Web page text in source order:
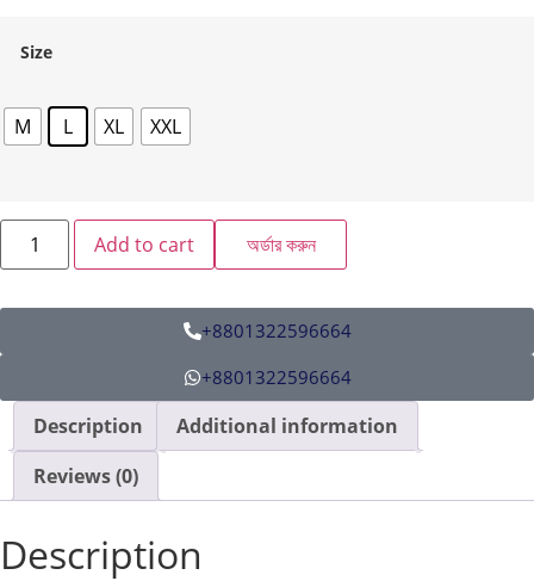
Size
M L XL XXL
Add to cart অর্ডার করুন
+8801322596664
+8801322596664
Description
Additional information
Reviews (0)
Description